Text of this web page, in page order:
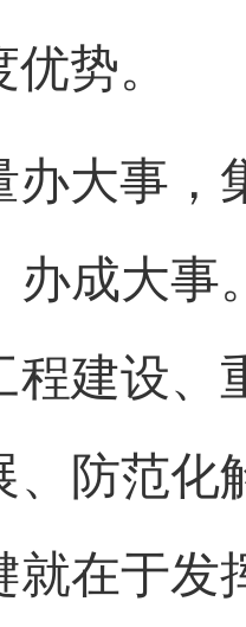
势。
办大事，
办成大事
程建设、
、防范化
就在于发